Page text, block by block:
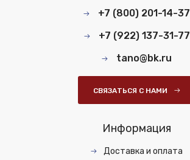
+7 (800) 201-14-37
+7 (922) 137-31-77
tano@bk.ru
СВЯЗАТЬСЯ С НАМИ
Информация
Доставка и оплата